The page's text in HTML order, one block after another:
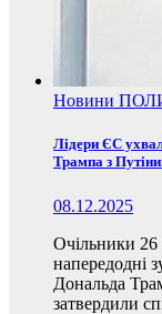
Новини
Лідери ЄС
Трампа з
08.12.2025
Очільники 26
напередодні
Дональда
затвердили